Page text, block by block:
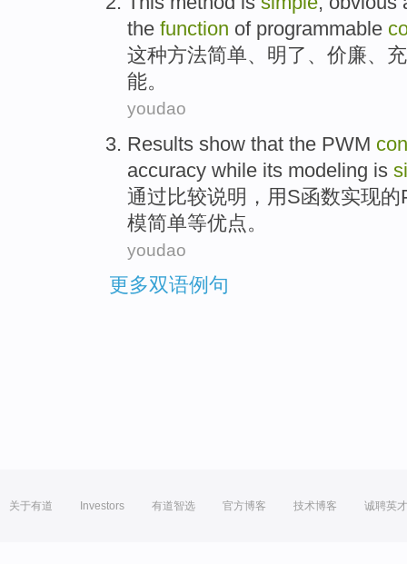
the function of programmable
这种方法简单、 明了 、 价廉、
能。
youdao
Results show that the PWM
accuracy while its modeling is
通过比较说明 ，用S函数实现的
模简单等优点。
youdao
更多双语例句
关于有道 Investors 有道智选 官方博客 技术博客 诚聘英才